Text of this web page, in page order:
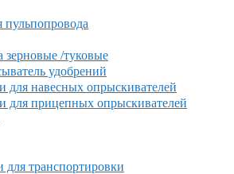
пульпопровода
зерновые /туковые
удобрений
для навесных опрыскивателей
для прицепных опрыскивателей
для транспортировки